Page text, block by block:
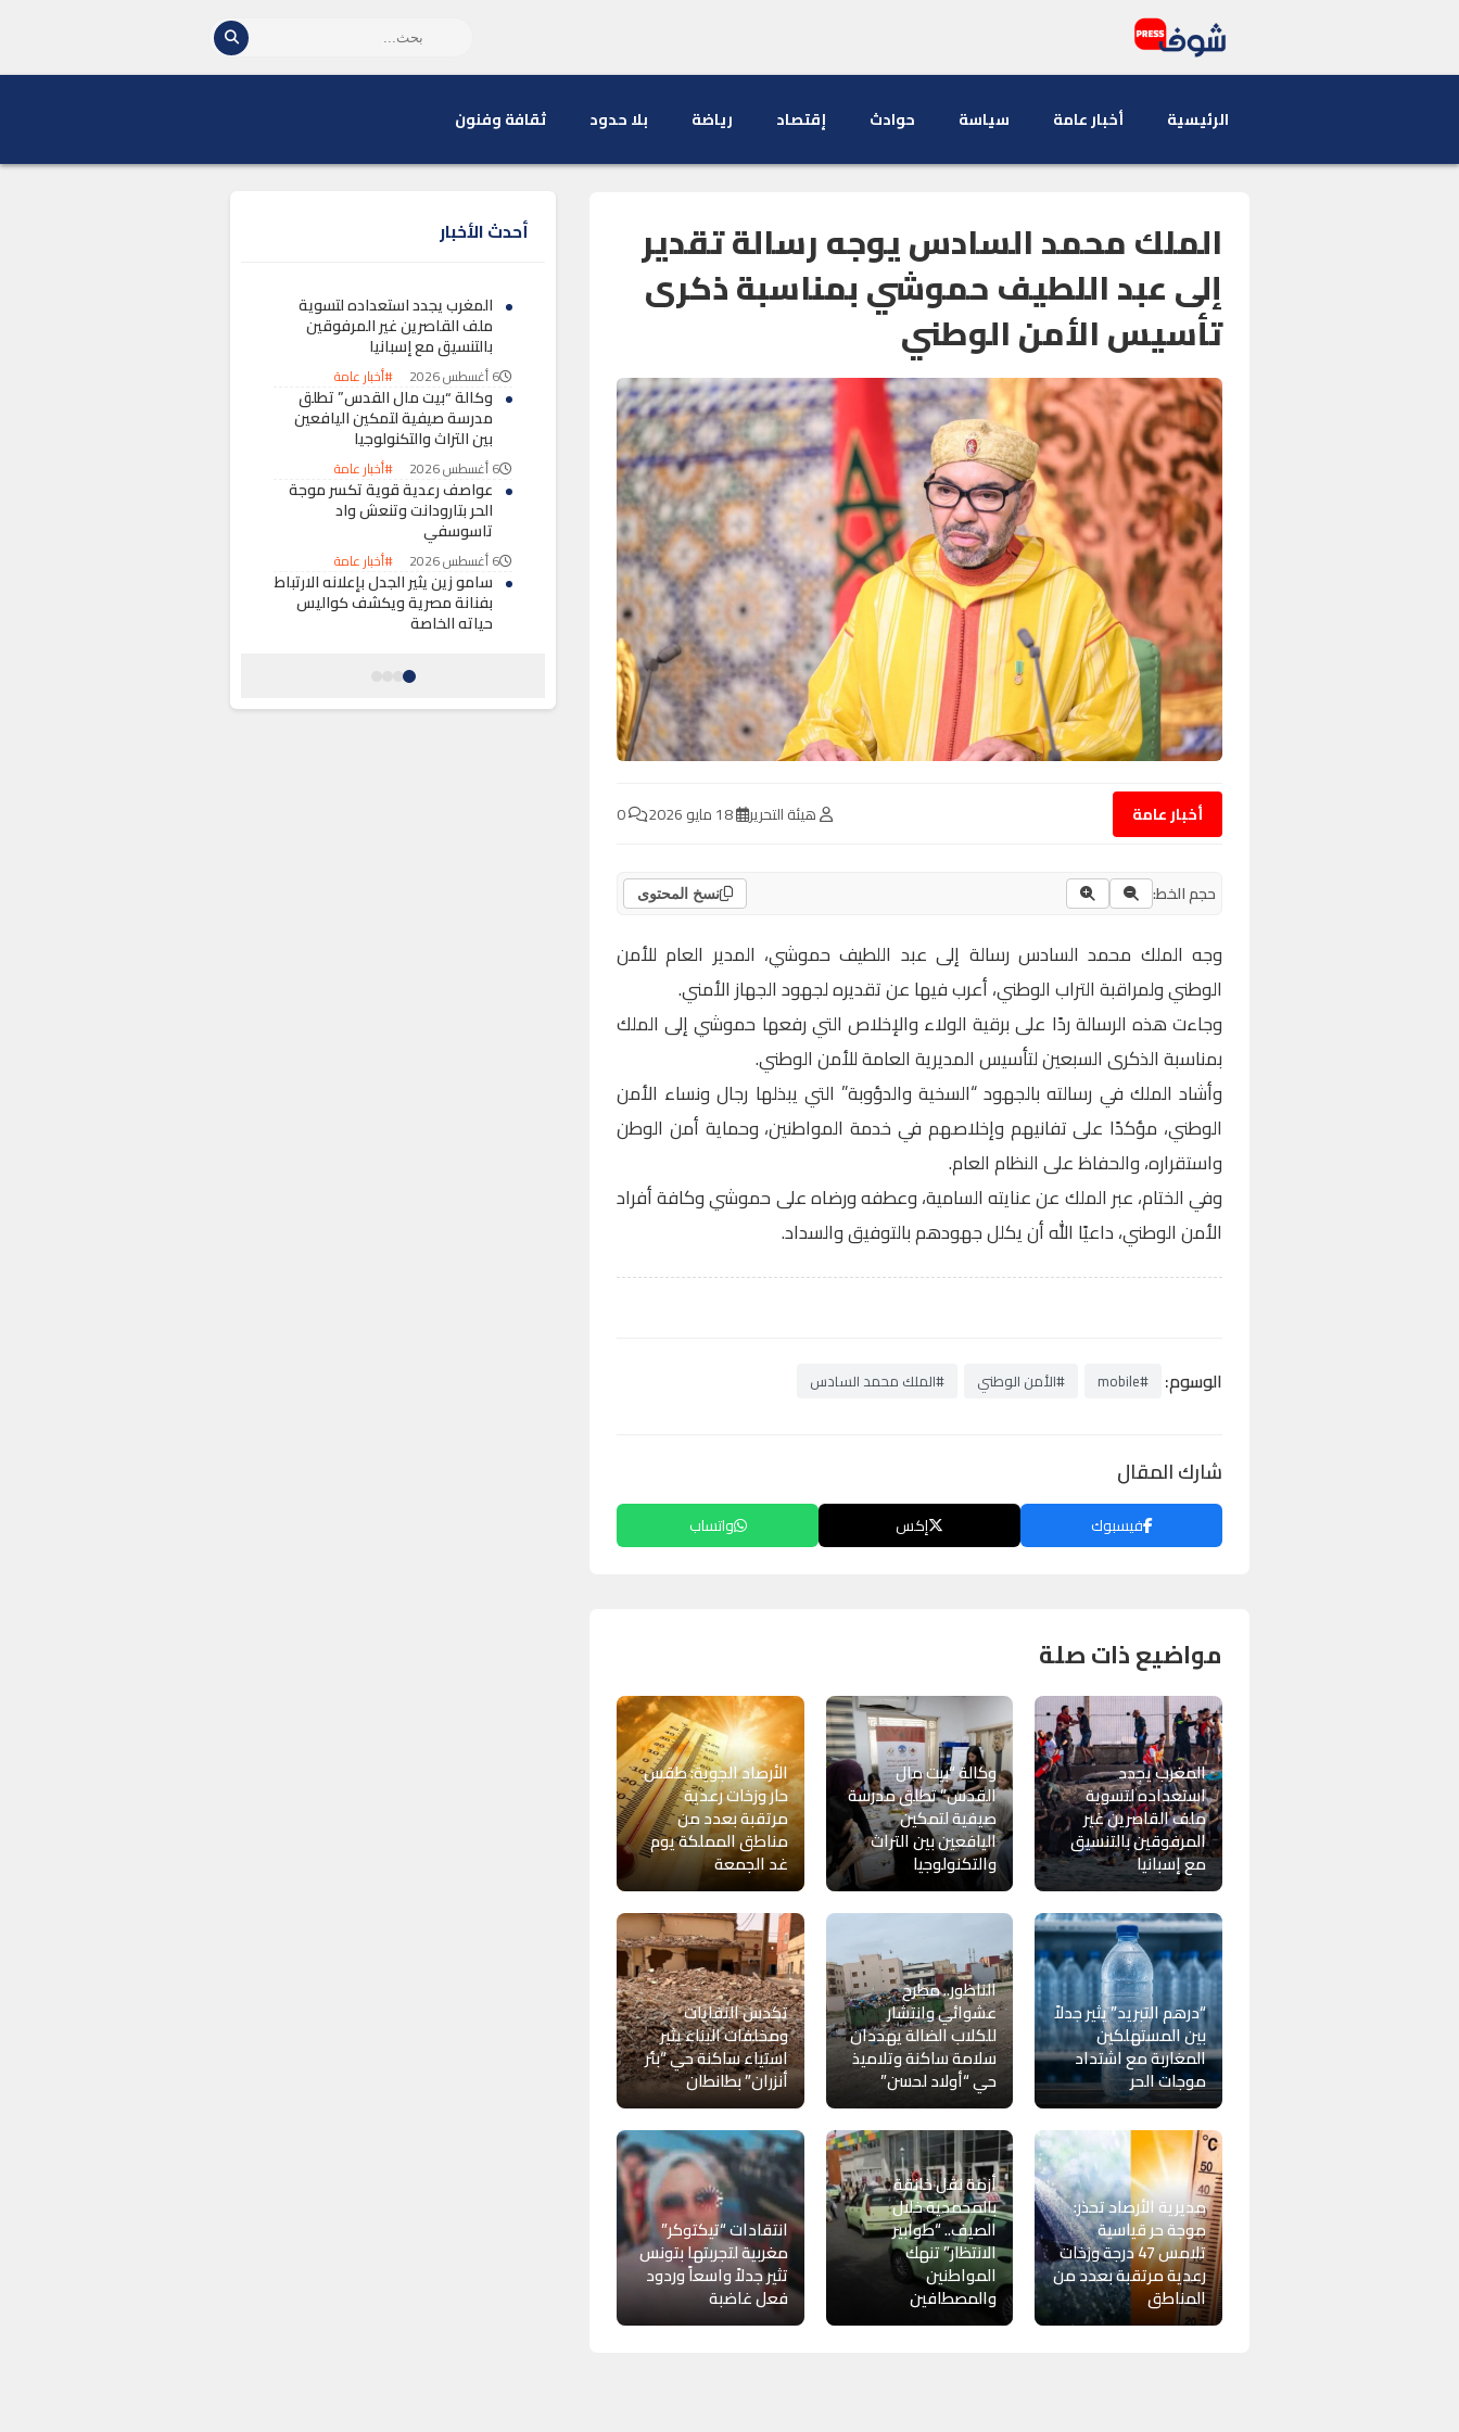
الرئيسية أخبار عامة سياسة حوادث إقتصاد رياضة بلا حدود ثقافة وفنون
الملك محمد السادس يوجه رسالة تقدير
إلى عبد اللطيف حموشي بمناسبة ذكرى
تأسيس الأمن الوطني
أخبار عامة هيئة التحرير
حجم الخط: نسخ المحتوى
وجه الملك محمد السادس رسالة إلى عبد اللطيف حموشي، المدير العام للأمن
الوطني ولمراقبة التراب الوطني، أعرب فيها عن تقديره لجهود الجهاز الأمني.
وجاءت هذه الرسالة ردًا على برقية الولاء والإخلاص التي رفعها حموشي إلى الملك
بمناسبة الذكرى السبعين لتأسيس المديرية العامة للأمن الوطني.
وأشاد الملك في رسالته بالجهود “السخية والدؤوبة” التي يبذلها رجال ونساء الأمن
الوطني، مؤكدًا على تفانيهم وإخلاصهم في خدمة المواطنين، وحماية أمن الوطن
واستقراره، والحفاظ على النظام العام.
وفي الختام، عبر الملك عن عنايته السامية، وعطفه ورضاه على حموشي وكافة أفراد
الأمن الوطني، داعيًا الله أن يكلل جهودهم بالتوفيق والسداد.
الوسوم: #mobile #الأمن الوطني #الملك محمد السادس
شارك المقال
فيسبوك إكس واتساب
مواضيع ذات صلة
المغرب يجدد
استعداده لتسوية
ملف القاصرين غير
المرفوقين بالتنسيق
مع إسبانيا
وكالة “بيت مال
القدس” تطلق مدرسة
صيفية لتمكين
اليافعين بين التراث
والتكنولوجيا
الأرصاد الجوية: طقس
حار وزخات رعدية
مرتقبة بعدد من
مناطق المملكة يوم
غد الجمعة
“درهم التبريد” يثير جدلاً
بين المستهلكين
المغاربة مع اشتداد
موجات الحر
الناظور.. مطرح
عشوائي وانتشار
للكلاب الضالة يهددان
سلامة ساكنة وتلاميذ
حي “أولاد لحسن”
تكدس النفايات
ومخلفات البناء يثير
استياء ساكنة حي “بئر
أنزران” بطانطان
مديرية الأرصاد تحذر:
موجة حر قياسية
تلامس 47 درجة وزخات
رعدية مرتقبة بعدد من
المناطق
أزمة نقل خانقة
بالمحمدية خلال
الصيف.. “طوابير
الانتظار” تنهك
المواطنين
والمصطافين
انتقادات “تيكتوكر”
مغربية لتجربتها بتونس
تثير جدلاً واسعاً وردود
فعل غاضبة
أحدث الأخبار
المغرب يجدد استعداده لتسوية
ملف القاصرين غير المرفوقين
بالتنسيق مع إسبانيا
6 أغسطس 2026 #أخبار عامة
وكالة “بيت مال القدس” تطلق
مدرسة صيفية لتمكين اليافعين
بين التراث والتكنولوجيا
6 أغسطس 2026 #أخبار عامة
عواصف رعدية قوية تكسر موجة
الحر بتارودانت وتنعش واد
تاسوسفي
6 أغسطس 2026 #أخبار عامة
سامو زين يثير الجدل بإعلانه الارتباط
بفنانة مصرية ويكشف كواليس
حياته الخاصة
نادي برشلونة يلغي مباراته الودية